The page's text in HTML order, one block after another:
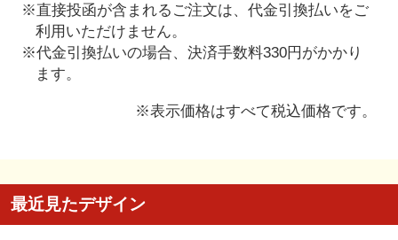
※直接投函が含まれるご注文は、代金引換払いをご
利用いただけません。
※代金引換払いの場合、決済手数料330円がかかり
ます。
※表示価格はすべて税込価格です。
最近見たデザイン